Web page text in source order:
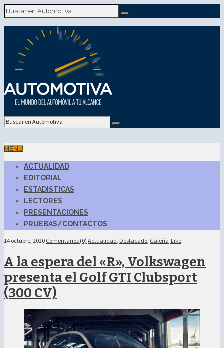
MENU
ACTUALIDAD
EDITORIAL
ESTADISTICAS
LECTORES
PRESENTACIONES
PRUEBAS/CONTACTOS
14 octubre, 2020 Comentarios (0) Actualidad, Destacado, Galería Like
A la espera del «R», Volkswagen
presenta el Golf GTI Clubsport
(300 CV)